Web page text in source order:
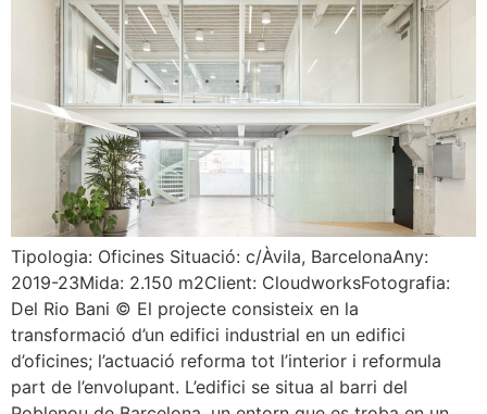
Tipologia: Oficines Situació: c/Àvila, BarcelonaAny:
2019-23Mida: 2.150 m2Client: CloudworksFotografia:
Del Rio Bani © El projecte consisteix en la
transformació d’un edifici industrial en un edifici
d’oficines; l’actuació reforma tot l’interior i reformula
part de l’envolupant. L’edifici se situa al barri del